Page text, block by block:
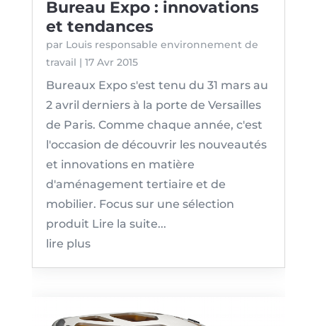
Bureau Expo : innovations
et tendances
par Louis responsable environnement de
travail | 17 Avr 2015
Bureaux Expo s'est tenu du 31 mars au
2 avril derniers à la porte de Versailles
de Paris. Comme chaque année, c'est
l'occasion de découvrir les nouveautés
et innovations en matière
d'aménagement tertiaire et de
mobilier. Focus sur une sélection
produit Lire la suite...
lire plus